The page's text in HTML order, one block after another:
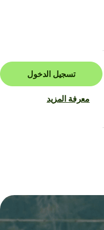
تسجيل الدخول
معرفة المزيد